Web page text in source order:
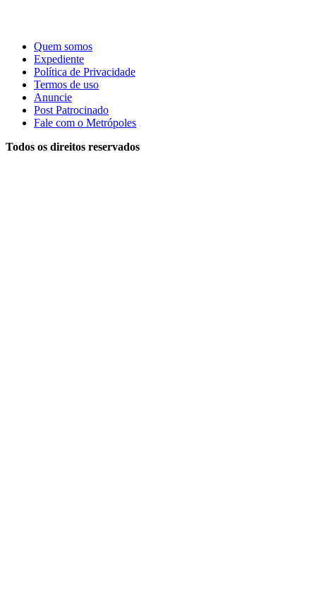
Quem somos
Expediente
Política de Privacidade
Termos de uso
Anuncie
Post Patrocinado
Fale com o Metrópoles
Todos os direitos reservados